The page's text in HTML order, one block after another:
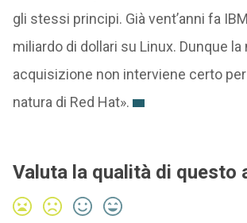
gli stessi principi. Già vent’anni fa
miliardo di dollari su Linux. Dunque la
acquisizione non interviene certo
natura di Red Hat».
Valuta la qualità di questo